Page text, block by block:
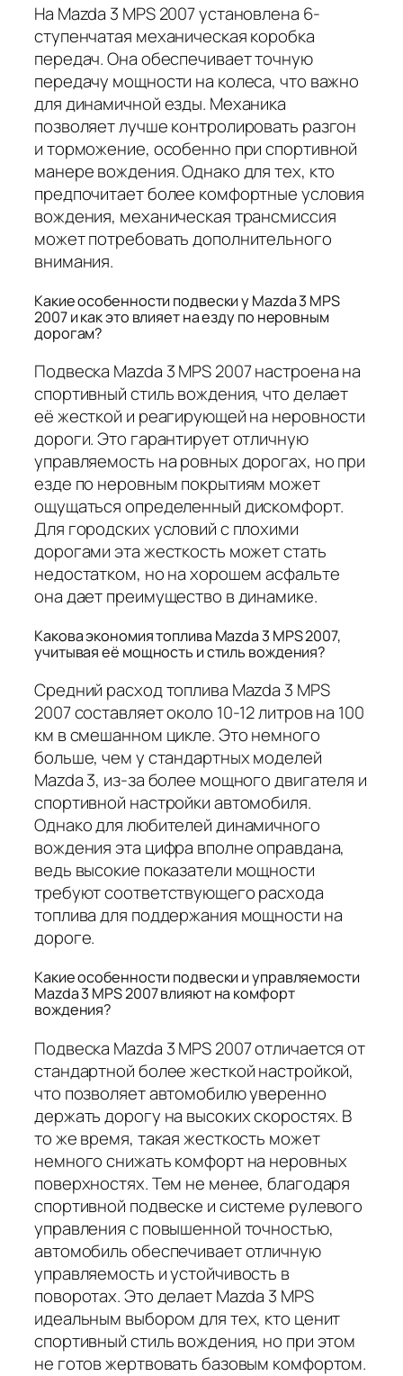
На Mazda 3 MPS 2007 установлена 6-
ступенчатая механическая коробка
передач. Она обеспечивает точную
передачу мощности на колеса, что важно
для динамичной езды. Механика
позволяет лучше контролировать разгон
и торможение, особенно при спортивной
манере вождения. Однако для тех, кто
предпочитает более комфортные условия
вождения, механическая трансмиссия
может потребовать дополнительного
внимания.
Какие особенности подвески у Mazda 3 MPS
2007 и как это влияет на езду по неровным
дорогам?
Подвеска Mazda 3 MPS 2007 настроена на
спортивный стиль вождения, что делает
её жесткой и реагирующей на неровности
дороги. Это гарантирует отличную
управляемость на ровных дорогах, но при
езде по неровным покрытиям может
ощущаться определенный дискомфорт.
Для городских условий с плохими
дорогами эта жесткость может стать
недостатком, но на хорошем асфальте
она дает преимущество в динамике.
Какова экономия топлива Mazda 3 MPS 2007,
учитывая её мощность и стиль вождения?
Средний расход топлива Mazda 3 MPS
2007 составляет около 10-12 литров на 100
км в смешанном цикле. Это немного
больше, чем у стандартных моделей
Mazda 3, из-за более мощного двигателя и
спортивной настройки автомобиля.
Однако для любителей динамичного
вождения эта цифра вполне оправдана,
ведь высокие показатели мощности
требуют соответствующего расхода
топлива для поддержания мощности на
дороге.
Какие особенности подвески и управляемости
Mazda 3 MPS 2007 влияют на комфорт
вождения?
Подвеска Mazda 3 MPS 2007 отличается от
стандартной более жесткой настройкой,
что позволяет автомобилю уверенно
держать дорогу на высоких скоростях. В
то же время, такая жесткость может
немного снижать комфорт на неровных
поверхностях. Тем не менее, благодаря
спортивной подвеске и системе рулевого
управления с повышенной точностью,
автомобиль обеспечивает отличную
управляемость и устойчивость в
поворотах. Это делает Mazda 3 MPS
идеальным выбором для тех, кто ценит
спортивный стиль вождения, но при этом
не готов жертвовать базовым комфортом.